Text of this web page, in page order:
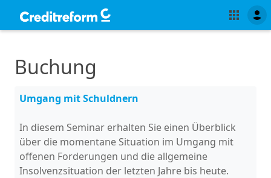
Buchung
Umgang mit Schuldnern
In diesem Seminar erhalten Sie einen Überblick
über die momentane Situation im Umgang mit
offenen Forderungen und die allgemeine
Insolvenzsituation der letzten Jahre bis heute.